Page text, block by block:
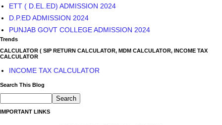
INCOME TAX CALCULATOR
Search This Blog
IMPORTANT LINKS
IMPORTANT LINKS
SSA PUNJAB
LETTERS ( 2009-